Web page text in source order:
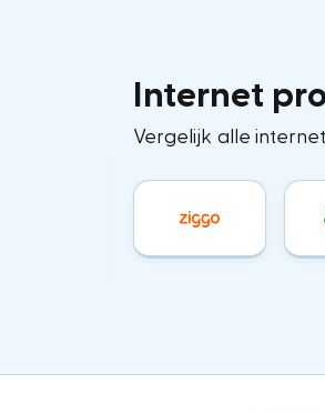
Internet
Vergelijk alle